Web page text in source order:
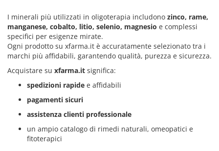
I minerali più utilizzati in oligoterapia includono zinco, rame,
manganese, cobalto, litio, selenio, magnesio e complessi
specifici per esigenze mirate.
Ogni prodotto su xfarma.it è accuratamente selezionato tra i
marchi più affidabili, garantendo qualità, purezza e sicurezza.
Acquistare su xfarma.it significa:
spedizioni rapide e affidabili
pagamenti sicuri
assistenza clienti professionale
un ampio catalogo di rimedi naturali, omeopatici e
fitoterapici